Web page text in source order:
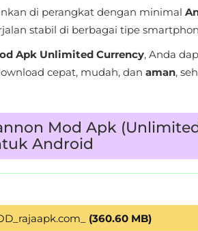
di perangkat dengan minimal
stabil di berbagai tipe
Apk Unlimited Currency, Anda
cepat, mudah, dan aman,
Mod Apk
Android
(360.60 MB)